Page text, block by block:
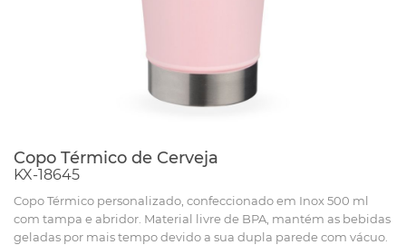
Copo Térmico de Cerveja
KX-18645
Copo Térmico personalizado, confeccionado em Inox 500 ml
com tampa e abridor. Material livre de BPA, mantém as bebidas
geladas por mais tempo devido a sua dupla parede com vácuo.